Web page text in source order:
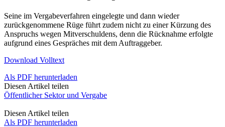
Seine im Vergabeverfahren eingelegte und dann wieder
zurückgenommene Rüge führt zudem nicht zu einer Kürzung des
Anspruchs wegen Mitverschuldens, denn die Rücknahme erfolgte
aufgrund eines Gespräches mit dem Auftraggeber.
Download Volltext
Als PDF herunterladen
Diesen Artikel teilen
Öffentlicher Sektor und Vergabe
Diesen Artikel teilen
Als PDF herunterladen